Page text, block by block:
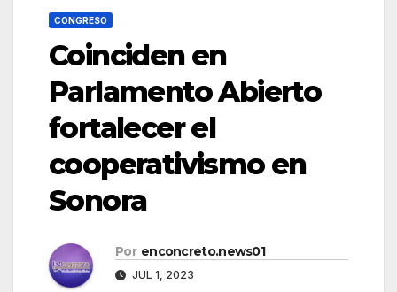
CONGRESO
Coinciden en
Parlamento Abierto
fortalecer el
cooperativismo en
Sonora
Por enconcreto.news01
JUL 1, 2023